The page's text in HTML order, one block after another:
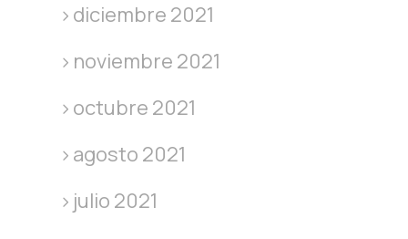
diciembre 2021
noviembre 2021
octubre 2021
agosto 2021
julio 2021